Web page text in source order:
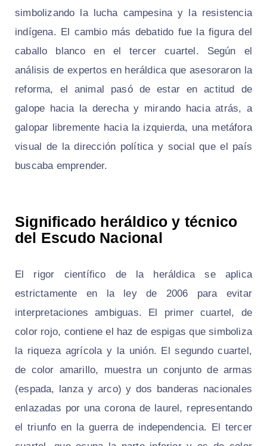
simbolizando la lucha campesina y la resistencia
indígena. El cambio más debatido fue la figura del
caballo blanco en el tercer cuartel. Según el
análisis de expertos en heráldica que asesoraron la
reforma, el animal pasó de estar en actitud de
galope hacia la derecha y mirando hacia atrás, a
galopar libremente hacia la izquierda, una metáfora
visual de la dirección política y social que el país
buscaba emprender.
Significado heráldico y técnico
del Escudo Nacional
El rigor científico de la heráldica se aplica
estrictamente en la ley de 2006 para evitar
interpretaciones ambiguas. El primer cuartel, de
color rojo, contiene el haz de espigas que simboliza
la riqueza agrícola y la unión. El segundo cuartel,
de color amarillo, muestra un conjunto de armas
(espada, lanza y arco) y dos banderas nacionales
enlazadas por una corona de laurel, representando
el triunfo en la guerra de independencia. El tercer